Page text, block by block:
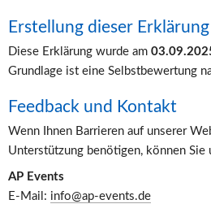
Erstellung dieser Erklärung
Diese Erklärung wurde am
Grundlage ist eine Selbstbewertung
Feedback und Kontakt
Wenn Ihnen Barrieren auf unserer
Unterstützung benötigen, können
AP Events
E-Mail: info@ap-events.de